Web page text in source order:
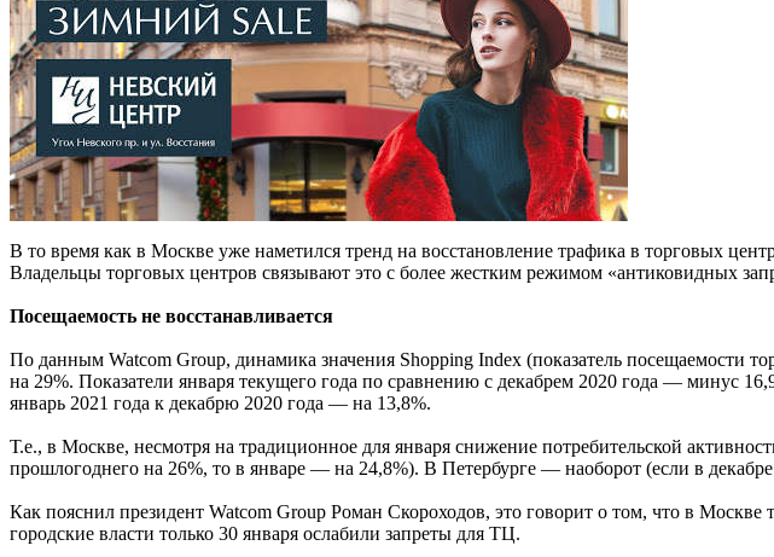
В то время как в Москве уже наметился тренд на восстановление трафика в торговых
Владельцы торговых центров связывают это с более жестким режимом «антиковидных
Посещаемость не восстанавливается
По данным Watcom Group, динамика значения Shopping Index (показатель посещаемости
на 29%. Показатели января текущего года по сравнению с декабрем 2020 года — минус
январь 2021 года к декабрю 2020 года — на 13,8%.
Т.е., в Москве, несмотря на традиционное для января снижение потребительской
прошлогоднего на 26%, то в январе — на 24,8%). В Петербурге — наоборот (если в
Как пояснил президент Watcom Group Роман Скороходов, это говорит о том, что в Москве
городские власти только 30 января ослабили запреты для ТЦ.